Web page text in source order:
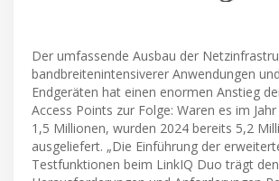
Der umfassende Ausbau der
bandbreitenintensiverer Anwendungen
Endgeräten hat einen enormen Anstieg
Access Points zur Folge: Waren es im
1,5 Millionen, wurden 2024 bereits 5,2
ausgeliefert. „Die Einführung der
Testfunktionen beim LinkIQ Duo trägt